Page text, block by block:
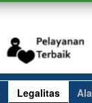
Legalitas